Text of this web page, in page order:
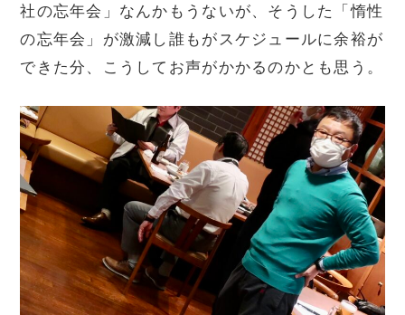
社の忘年会」なんかもうないが、そうした「惰性
の忘年会」が激減し誰もがスケジュールに余裕が
できた分、こうしてお声がかかるのかとも思う。